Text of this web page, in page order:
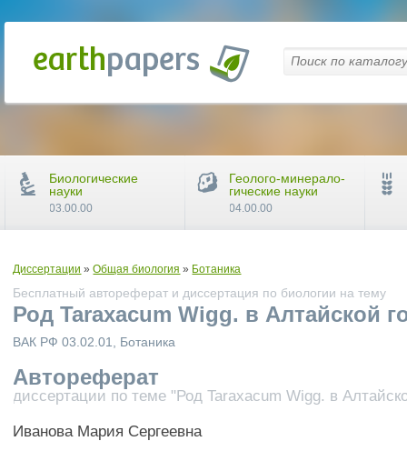
Диссертации »Общая биология » Ботаника
Бесплатный автореферат и диссертация по биологии на тему
Род Taraxacum Wigg. в Алтайской
ВАК РФ 03.02.01, Ботаника
Автореферат
диссертации по теме "Род Taraxacum Wigg. в
Иванова Мария Сергеевна
Биологические
науки
03.00.00
Геолого-минерало-
гические науки
04.00.00